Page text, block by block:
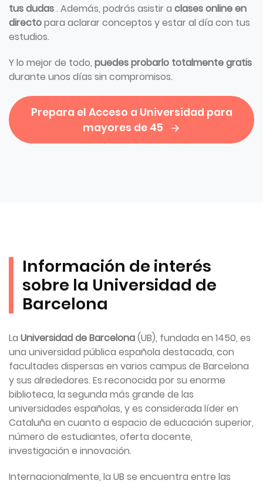
tus dudas. Además, podrás asistir a clases online en
directopara aclarar conceptos y estar al día con tus
estudios.
Y lo mejor de todo, puedes probarlo totalmente gratis
durante unos días sin compromisos.
Prepara el Acceso a Universidad para
mayores de 45
Información de interés
sobre la Universidad de
Barcelona
La Universidad de Barcelona(UB), fundada en 1450, es
una universidad pública española destacada, con
facultades dispersas en varios campus de Barcelona
y sus alrededores. Es reconocida por su enorme
biblioteca, la segunda más grande de las
universidades españolas, y es considerada líder en
Cataluña en cuanto a espacio de educación superior,
número de estudiantes, oferta docente,
investigación e innovación.
Internacionalmente, la UB se encuentra entre las